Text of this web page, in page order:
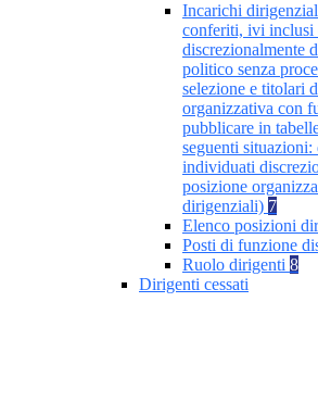
Incarichi
conferiti, ivi inclusi
discrezionalmente
politico senza
selezione e titolari
organizzativa con
pubblicare in
seguenti
individuati
posizione
dirigenziali) 7
Elenco posizioni
Posti di funzione
Ruolo dirigenti 8
Dirigenti cessati